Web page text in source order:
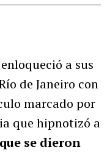
enloqueció a sus
de Janeiro con
marcado por
que hipnotizó a
se dieron